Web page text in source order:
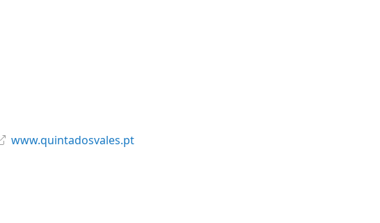
www.quintadosvales.pt